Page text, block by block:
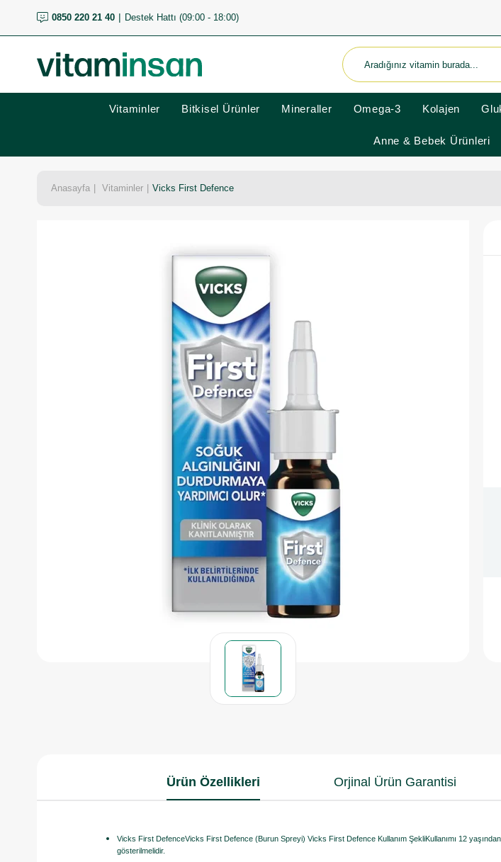
0850 220 21 40 Destek Hattı (09:00 - 18:00)
Vitaminler Bitkisel Ürünler Mineraller Omega-3 Kolajen
Anne & Bebek Ürünleri
Anasayfa Vitaminler Vicks First Defence
Ürün Özellikleri Orjinal Ürün Garantisi
Vicks First DefenceVicks First Defence (Burun Spreyi) Vicks First Defence Kullanım ŞekliKullanımı 12
gösterilmelidir.